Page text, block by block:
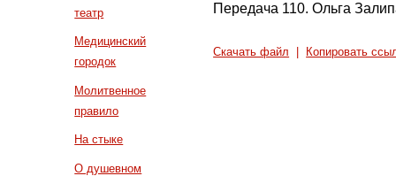
театр
Медицинский
городок
Молитвенное
правило
На стыке
О душевном
Передача 110. Ольга
Скачать файл Копировать